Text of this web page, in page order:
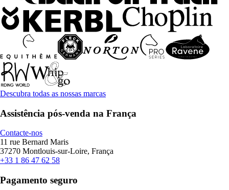
Descubra todas as nossas marcas
Assistência pós-venda na França
Contacte-nos
11 rue Bernard Maris
37270 Montlouis-sur-Loire, França
+33 1 86 47 62 58
Pagamento seguro